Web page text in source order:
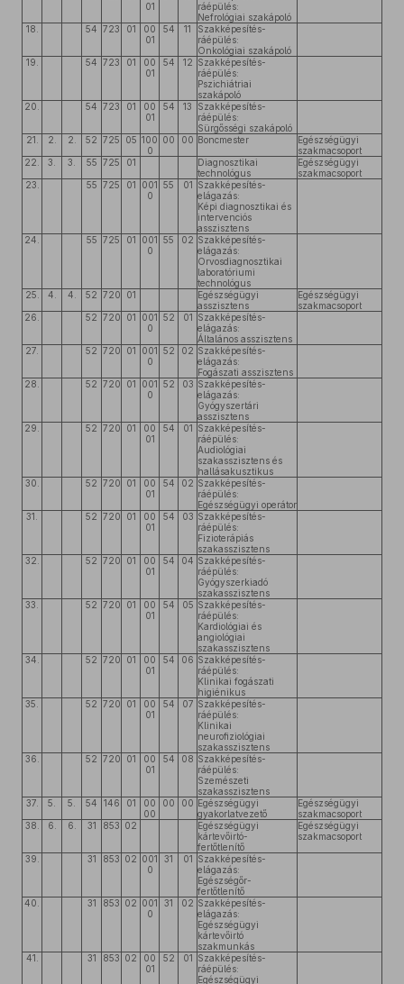
01
ráépülés:
Nefrológiai szakápoló
18.
54 723 01
00
01
54 11
Szakképesítés-
ráépülés:
Onkológiai szakápoló
19.
54 723 01
00
01
54 12 Szakképesítés-
ráépülés:
Pszichiátriai
szakápoló
20.
54 723 01
00
01
54 13
Szakképesítés-
ráépülés:
Sürgősségi szakápoló
21.
2. 2. 52 725 05 100
0
00 00 Boncmester
Egészségügyi
szakmacsoport
22.
3. 3. 55 725 01
Diagnosztikai
technológus
Egészségügyi
szakmacsoport
23.
55 725 01
001
0
55 01 Szakképesítés-
elágazás:
Képi diagnosztikai és
intervenciós
asszisztens
24.
55 725 01
001
0
55 02 Szakképesítés-
elágazás:
Orvosdiagnosztikai
laboratóriumi
technológus
25.
4. 4. 52 720 01
Egészségügyi
asszisztens
Egészségügyi
szakmacsoport
26.
52 720 01
001
0
52 01 Szakképesítés-
elágazás:
Általános asszisztens
27.
52 720 01
001
0
52 02 Szakképesítés-
elágazás:
Fogászati asszisztens
28.
52 720 01
001
0
52 03 Szakképesítés-
elágazás:
Gyógyszertári
asszisztens
29.
52 720 01
00
01
54 01 Szakképesítés-
ráépülés:
Audiológiai
szakasszisztens és
hallásakusztikus
30.
52 720 01
00
01
54 02 Szakképesítés-
ráépülés:
Egészségügyi operátor
31.
52 720 01
00
01
54 03 Szakképesítés-
ráépülés:
Fizioterápiás
szakasszisztens
32.
52 720 01
00
01
54 04 Szakképesítés-
ráépülés:
Gyógyszerkiadó
szakasszisztens
33.
52 720 01
00
01
54 05 Szakképesítés-
ráépülés:
Kardiológiai és
angiológiai
szakasszisztens
34.
52 720 01
00
01
54 06 Szakképesítés-
ráépülés:
Klinikai fogászati
higiénikus
35.
52 720 01
00
01
54 07 Szakképesítés-
ráépülés:
Klinikai
neurofiziológiai
szakasszisztens
36.
52 720 01
00
01
54 08 Szakképesítés-
ráépülés:
Szemészeti
szakasszisztens
37.
5. 5. 54 146 01
00
00
00 00 Egészségügyi
gyakorlatvezető
Egészségügyi
szakmacsoport
38.
6. 6. 31 853 02
Egészségügyi
kártevőirtó-
fertőtlenítő
Egészségügyi
szakmacsoport
39. 31 853 02 001
0
31 01 Szakképesítés-
elágazás:
Egészségőr-
fertőtlenítő
40.
31 853 02 001
0
31 02 Szakképesítés-
elágazás:
Egészségügyi
kártevőirtó
szakmunkás
41.
31 853 02
00
01
52 01 Szakképesítés-
ráépülés:
Egészségügyi